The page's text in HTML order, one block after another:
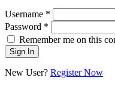
Username *
Password *
Remember me on this
New User? Register Now